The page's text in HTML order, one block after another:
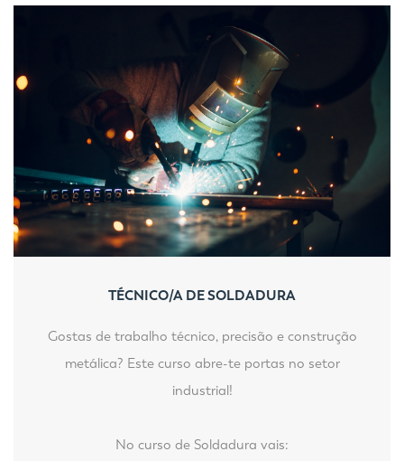
TÉCNICO/A DE SOLDADURA
Gostas de trabalho técnico, precisão e construção
metálica? Este curso abre-te portas no setor
industrial!
No curso de Soldadura vais: